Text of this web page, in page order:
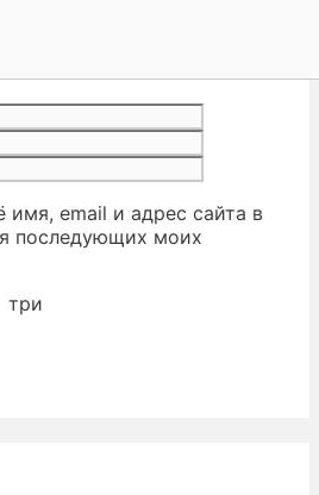
имя, email и адрес сайта в
последующих моих
три